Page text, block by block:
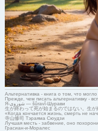
Альтернативка - книга о том, что
Прежде, чем писать альтернативку -
Я-شوروی — šûravî-Шурави
生が終わって死が始まるのではない。生が
«Когда кончается жизнь, смерть не
寺山修司 Тэраяма Сюудзи
Лучшая месть - забвение, оно
Грасиан-и-Моралес